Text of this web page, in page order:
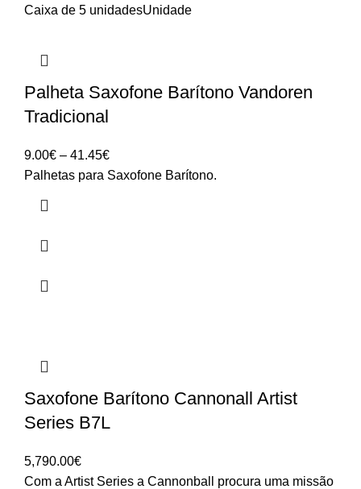
Caixa de 5 unidadesUnidade
Palheta Saxofone Barítono Vandoren
Tradicional
9.00€ – 41.45€Price
range:
Palhetas para Saxofone Barítono.
Saxofone Barítono Cannonall Artist
Series B7L
5,790.00€
Com a Artist Series a Cannonball procura uma missão